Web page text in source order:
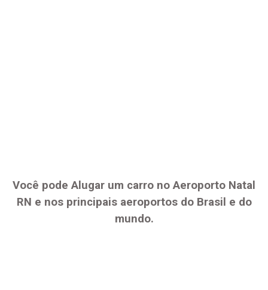
Você pode Alugar um carro no Aeroporto Natal
RN e nos principais aeroportos do Brasil e do
mundo.